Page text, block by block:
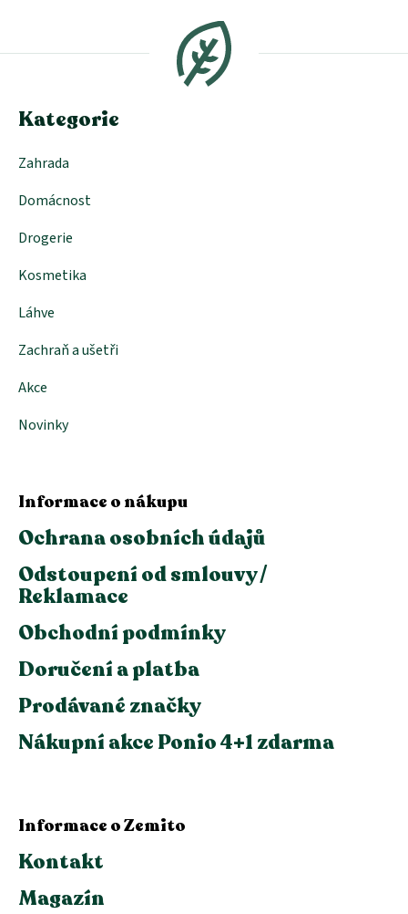
d
a
c
í
a
Kategorie
Zahrada
Domácnost
Drogerie
Kosmetika
Láhve
Zachraň a ušetři
Akce
Novinky
Informace o nákupu
Ochrana osobních údajů
Odstoupení od smlouvy /
Reklamace
Obchodní podmínky
Doručení a platba
Prodávané značky
Nákupní akce Ponio 4+1 zdarma
Informace o Zemito
Kontakt
Magazín